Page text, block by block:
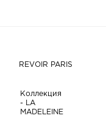
REVOIR PARIS
Коллекция
- LA
MADELEINE